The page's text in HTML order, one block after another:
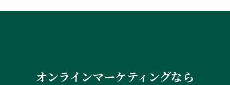
オンラインマーケティングなら